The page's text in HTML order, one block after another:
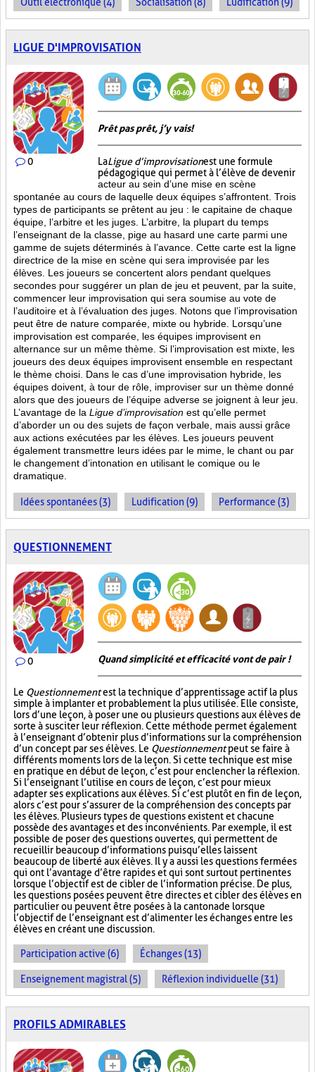
LIGUE D'IMPROVISATION
0
Prêt pas prêt, j’y vais!
LaLigue d’improvisationest une formule
pédagogique qui permet à l’élève de devenir
acteur au sein d’une mise en scène
spontanée au cours de laquelle deux équipes s’affrontent. Trois
types de participants se prêtent au jeu : le capitaine de chaque
équipe, l’arbitre et les juges. L’arbitre, la plupart du temps
l’enseignant de la classe, pige au hasard une carte parmi une
gamme de sujets déterminés à l’avance. Cette carte est la ligne
directrice de la mise en scène qui sera improvisée par les
élèves. Les joueurs se concertent alors pendant quelques
secondes pour suggérer un plan de jeu et peuvent, par la suite,
commencer leur improvisation qui sera soumise au vote de
l’auditoire et à l’évaluation des juges. Notons que l’improvisation
peut être de nature comparée, mixte ou hybride. Lorsqu’une
improvisation est comparée, les équipes improvisent en
alternance sur un même thème. Si l’improvisation est mixte, les
joueurs des deux équipes improvisent ensemble en respectant
le thème choisi. Dans le cas d’une improvisation hybride, les
équipes doivent, à tour de rôle, improviser sur un thème donné
alors que des joueurs de l’équipe adverse se joignent à leur jeu.
L’avantage de la Ligue d’improvisation est qu’elle permet
d’aborder un ou des sujets de façon verbale, mais aussi grâce
aux actions exécutées par les élèves. Les joueurs peuvent
également transmettre leurs idées par le mime, le chant ou par
le changement d’intonation en utilisant le comique ou le
dramatique.
Idées spontanées (3) Ludification (9) Performance (3)
QUESTIONNEMENT
0 Quand simplicité et efficacité vont de pair !
Le Questionnementest la technique d’apprentissage actif la plus
simple à implanter et probablement la plus utilisée. Elle consiste,
lors d’une leçon, à poser une ou plusieurs questions aux élèves de
sorte à susciter leur réflexion. Cette méthode permet également
à l’enseignant d’obtenir plus d’informations sur la compréhension
d’un concept par ses élèves. Le Questionnementpeut se faire à
différents moments lors de la leçon. Si cette technique est mise
en pratique en début de leçon, c’est pour enclencher la réflexion.
Si l’enseignant l’utilise en cours de leçon, c’est pour mieux
adapter ses explications aux élèves. Si c’est plutôt en fin de leçon,
alors c’est pour s’assurer de la compréhension des concepts par
les élèves. Plusieurs types de questions existent et chacune
possède des avantages et des inconvénients. Par exemple, il est
possible de poser des questions ouvertes, qui permettent de
recueillir beaucoup d’informations puisqu’elles laissent
beaucoup de liberté aux élèves. Il y a aussi les questions fermées
qui ont l’avantage d’être rapides et qui sont surtout pertinentes
lorsque l’objectif est de cibler de l’information précise. De plus,
les questions posées peuvent être directes et cibler des élèves en
particulier ou peuvent être posées à la cantonade lorsque
l’objectif de l’enseignant est d’alimenter les échanges entre les
élèves en créant une discussion.
Participation active (6) Échanges (13)
Enseignement magistral (5) Réflexion individuelle (31)
PROFILS ADMIRABLES